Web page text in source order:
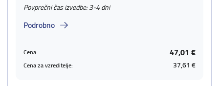
Povprečni čas izvedbe: 3-4 dni
Podrobno
Cena: 47,01 €
Cena za vzreditelje: 37,61 €